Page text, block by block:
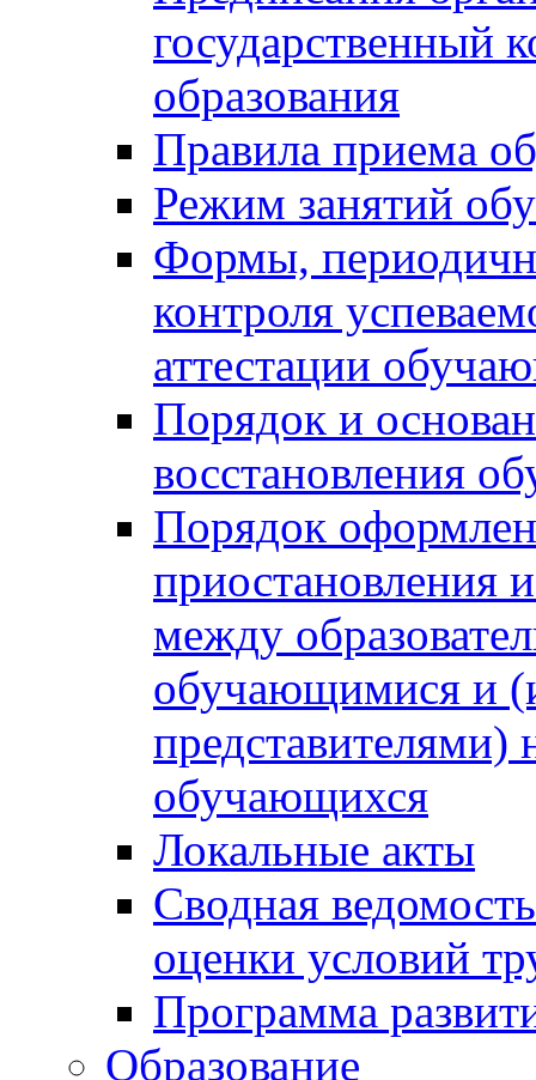
государственный
образования
Правила приема
Режим занятий
Формы,
контроля
аттестации
Порядок и
восстановления
Порядок
приостановления
между
обучающимися и
представителями)
обучающихся
Локальные акты
Сводная
оценки условий
Программа
Образование